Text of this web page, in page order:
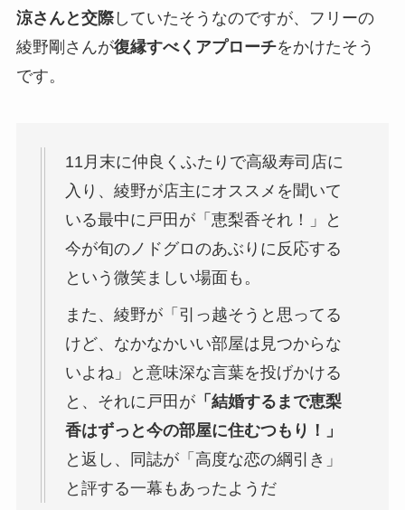
涼さんと交際していたそうなのですが、フリーの
綾野剛さんが復縁すべくアプローチをかけたそう
です。
11月末に仲良くふたりで高級寿司店に
入り、綾野が店主にオススメを聞いて
いる最中に戸田が「恵梨香それ！」と
今が旬のノドグロのあぶりに反応する
という微笑ましい場面も。
また、綾野が「引っ越そうと思ってる
けど、なかなかいい部屋は見つからな
いよね」と意味深な言葉を投げかける
と、それに戸田が「結婚するまで恵梨
香はずっと今の部屋に住むつもり！」
と返し、同誌が「高度な恋の綱引き」
と評する一幕もあったようだ